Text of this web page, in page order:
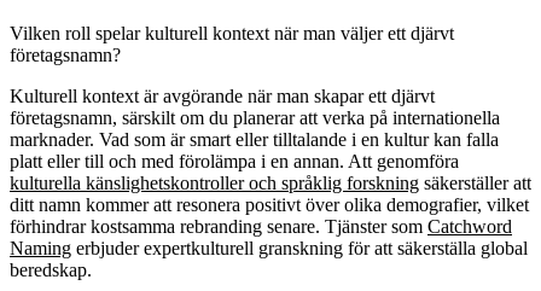
Vilken roll spelar kulturell kontext när man väljer ett djärvt
företagsnamn?
Kulturell kontext är avgörande när man skapar ett djärvt
företagsnamn, särskilt om du planerar att verka på internationella
marknader. Vad som är smart eller tilltalande i en kultur kan falla
platt eller till och med förolämpa i en annan. Att genomföra
kulturella känslighetskontroller och språklig forskning säkerställer att
ditt namn kommer att resonera positivt över olika demografier, vilket
förhindrar kostsamma rebranding senare. Tjänster som Catchword
Naming erbjuder expertkulturell granskning för att säkerställa global
beredskap.